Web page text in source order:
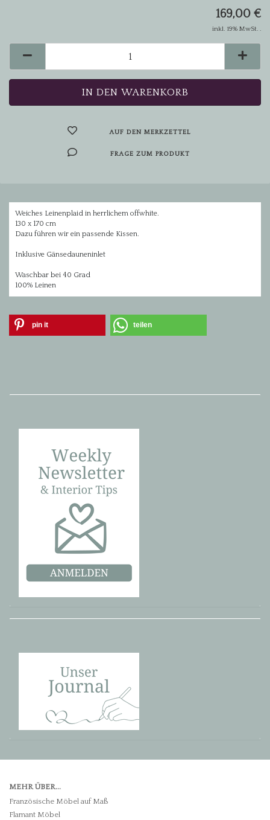
169,00 €
inkl. 19% MwSt. .
AUF DEN MERKZETTEL
FRAGE ZUM PRODUKT
Weiches Leinenplaid in herrlichem offwhite.
130 x 170 cm
Dazu führen wir ein passende Kissen.
Inklusive Gänsedauneninlet
Waschbar bei 40 Grad
100% Leinen
pin it teilen
MEHR ÜBER...
Französische Möbel auf Maß
Flamant Möbel